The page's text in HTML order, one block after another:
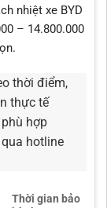
nhiệt xe BYD
– 14.800.000
thời điểm,
thực tế
hợp
hotline
Thời gian bảo